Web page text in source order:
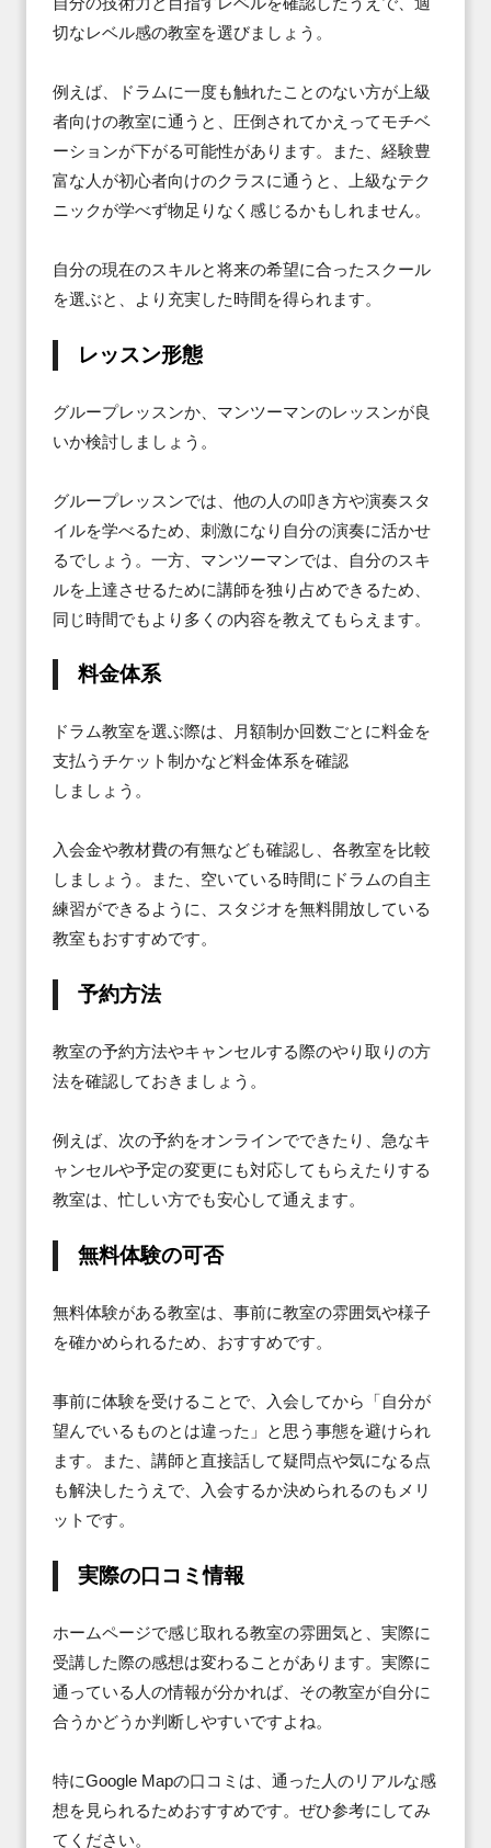
切なレベル感の教室を選びましょう。
例えば、ドラムに一度も触れたことのない方が上級
者向けの教室に通うと、圧倒されてかえってモチベ
ーションが下がる可能性があります。また、経験豊
富な人が初心者向けのクラスに通うと、上級なテク
ニックが学べず物足りなく感じるかもしれません。
自分の現在のスキルと将来の希望に合ったスクール
を選ぶと、より充実した時間を得られます。
レッスン形態
グループレッスンか、マンツーマンのレッスンが良
いか検討しましょう。
グループレッスンでは、他の人の叩き方や演奏スタ
イルを学べるため、刺激になり自分の演奏に活かせ
るでしょう。一方、マンツーマンでは、自分のスキ
ルを上達させるために講師を独り占めできるため、
同じ時間でもより多くの内容を教えてもらえます。
料金体系
ドラム教室を選ぶ際は、月額制か回数ごとに料金を
支払うチケット制かなど料金体系を確認
しましょう。
入会金や教材費の有無なども確認し、各教室を比較
しましょう。また、空いている時間にドラムの自主
練習ができるように、スタジオを無料開放している
教室もおすすめです。
予約方法
教室の予約方法やキャンセルする際のやり取りの方
法を確認しておきましょう。
例えば、次の予約をオンラインでできたり、急なキ
ャンセルや予定の変更にも対応してもらえたりする
教室は、忙しい方でも安心して通えます。
無料体験の可否
無料体験がある教室は、事前に教室の雰囲気や様子
を確かめられるため、おすすめです。
事前に体験を受けることで、入会してから「自分が
望んでいるものとは違った」と思う事態を避けられ
ます。また、講師と直接話して疑問点や気になる点
も解決したうえで、入会するか決められるのもメリ
ットです。
実際の口コミ情報
ホームページで感じ取れる教室の雰囲気と、実際に
受講した際の感想は変わることがあります。実際に
通っている人の情報が分かれば、その教室が自分に
合うかどうか判断しやすいですよね。
特にGoogle Mapの口コミは、通った人のリアルな感
想を見られるためおすすめです。ぜひ参考にしてみ
てください。